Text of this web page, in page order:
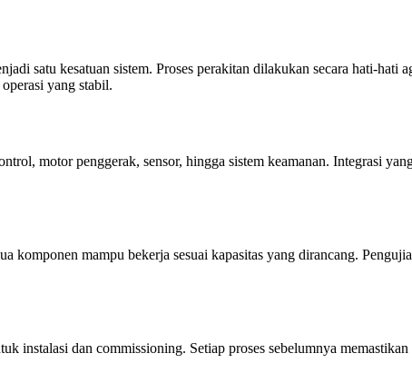
satu kesatuan sistem. Proses perakitan dilakukan secara hati-hati
yang stabil.
motor penggerak, sensor, hingga sistem keamanan. Integrasi
komponen mampu bekerja sesuai kapasitas yang dirancang.
instalasi dan commissioning. Setiap proses sebelumnya